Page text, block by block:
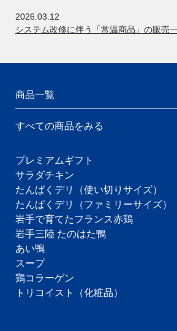
2026.03.12
システム改修に伴う「常温商品」の販売
商品一覧
すべての商品をみる
プレミアムギフト
サラダチキン
たんぱくデリ（使い切りサイズ）
たんぱくデリ（ファミリーサイズ）
岩手で育てたフランス赤鶏
岩手三陸 たのはた鴨
あい鴨
スープ
鶏コラーゲン
トリコイスト（化粧品）